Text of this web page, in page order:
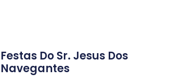
Festas Do Sr. Jesus Dos
Navegantes